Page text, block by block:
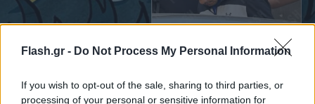
Flash.gr - Do Not Process My Personal Information
If you wish to opt-out of the sale, sharing to third parties, or
processing of your personal or sensitive information for
Ερυθρός Σταυρός: «Κατέβασε» το βίντεο για τη